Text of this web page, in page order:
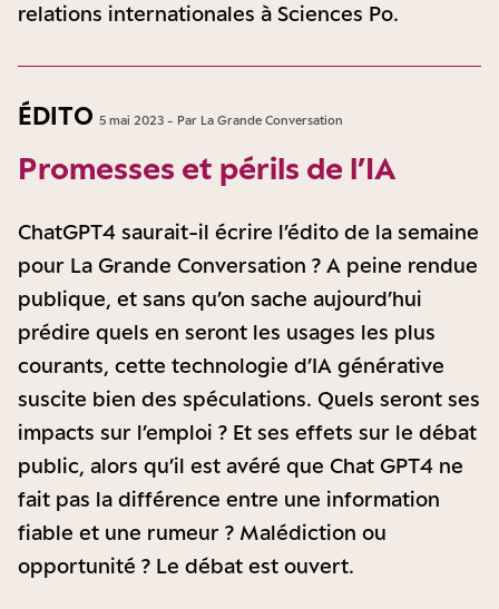
relations internationales à Sciences Po.
ÉDITO 5 mai 2023 - Par La Grande Conversation
Promesses et périls de l’IA
ChatGPT4 saurait-il écrire l’édito de la semaine
pour La Grande Conversation ? A peine rendue
publique, et sans qu’on sache aujourd’hui
prédire quels en seront les usages les plus
courants, cette technologie d’IA générative
suscite bien des spéculations. Quels seront ses
impacts sur l’emploi ? Et ses effets sur le débat
public, alors qu’il est avéré que Chat GPT4 ne
fait pas la différence entre une information
fiable et une rumeur ? Malédiction ou
opportunité ? Le débat est ouvert.